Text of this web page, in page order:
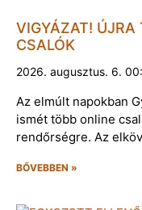
VIGYÁZAT! ÚJRA
CSALÓK
2026. augusztus. 6.
Az elmúlt napokban
ismét több online
rendőrségre. Az
BŐVEBBEN »